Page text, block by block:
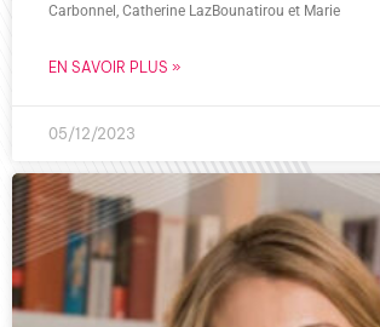
Carbonnel, Catherine LazBounatirou et Marie
EN SAVOIR PLUS »
05/12/2023